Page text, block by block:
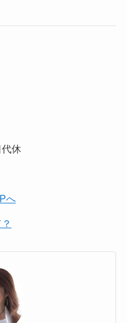
休
へ